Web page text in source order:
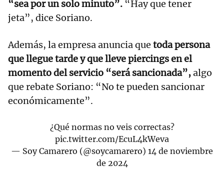
“sea por un solo minuto”. “Hay que tener
jeta”, dice Soriano.
Además, la empresa anuncia que toda persona
que llegue tarde y que lleve piercings en el
momento del servicio “será sancionada”,algo
que rebate Soriano: “No te pueden sancionar
económicamente”.
¿Qué normas no veis correctas?
pic.twitter.com/EcuL4kWeva
— Soy Camarero (@soycamarero) 14 de noviembre
de 2024